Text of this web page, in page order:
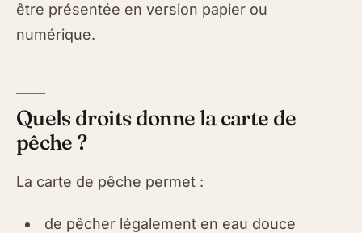
être présentée en version papier ou
numérique.
Quels droits donne la carte de
pêche ?
La carte de pêche permet :
de pêcher légalement en eau douce